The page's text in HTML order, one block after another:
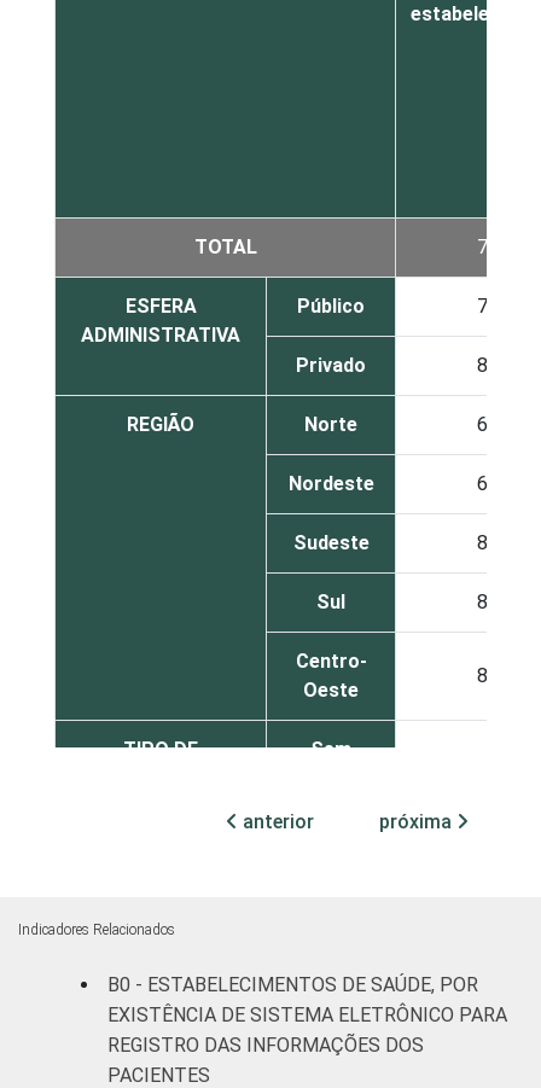
TOTAL 79
ESFERA
ADMINISTRATIVA
Público 77
Privado 81
REGIÃO Norte 61
Nordeste 65
Sudeste 83
Sul 85
Centro-
Oeste
89
TIPO DE
Sem
Com
internação
(mais de
87
anterior próxima
Indicadores Relacionados
B0 - ESTABELECIMENTOS DE SAÚDE, POR
EXISTÊNCIA DE SISTEMA ELETRÔNICO PARA
REGISTRO DAS INFORMAÇÕES DOS
PACIENTES